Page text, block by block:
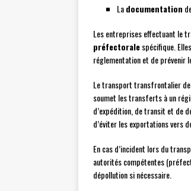
Ladocumentation
Les entreprises effectuant le
préfectoralespécifique.
réglementation et de prévenir
Le transport transfrontalier
soumet les transferts à un
d’expédition, de transit et de
d’éviter les exportations vers
En cas d’incident lors du
autorités compétentes
dépollution si nécessaire.